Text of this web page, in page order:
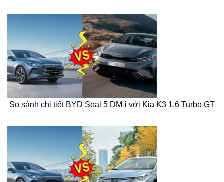
So sánh chi tiết BYD Seal 5 DM-i với Kia K3 1.6 Turbo GT